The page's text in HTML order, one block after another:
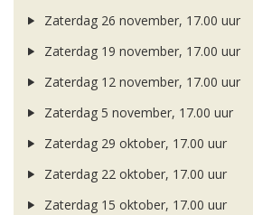
Zaterdag 26 november, 17.00 uur
Zaterdag 19 november, 17.00 uur
Zaterdag 12 november, 17.00 uur
Zaterdag 5 november, 17.00 uur
Zaterdag 29 oktober, 17.00 uur
Zaterdag 22 oktober, 17.00 uur
Zaterdag 15 oktober, 17.00 uur